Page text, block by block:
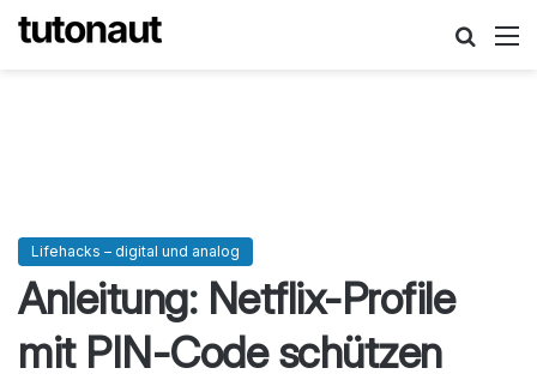
Lifehacks – digital und analog
Anleitung: Netflix-Profile
mit PIN-Code schützen